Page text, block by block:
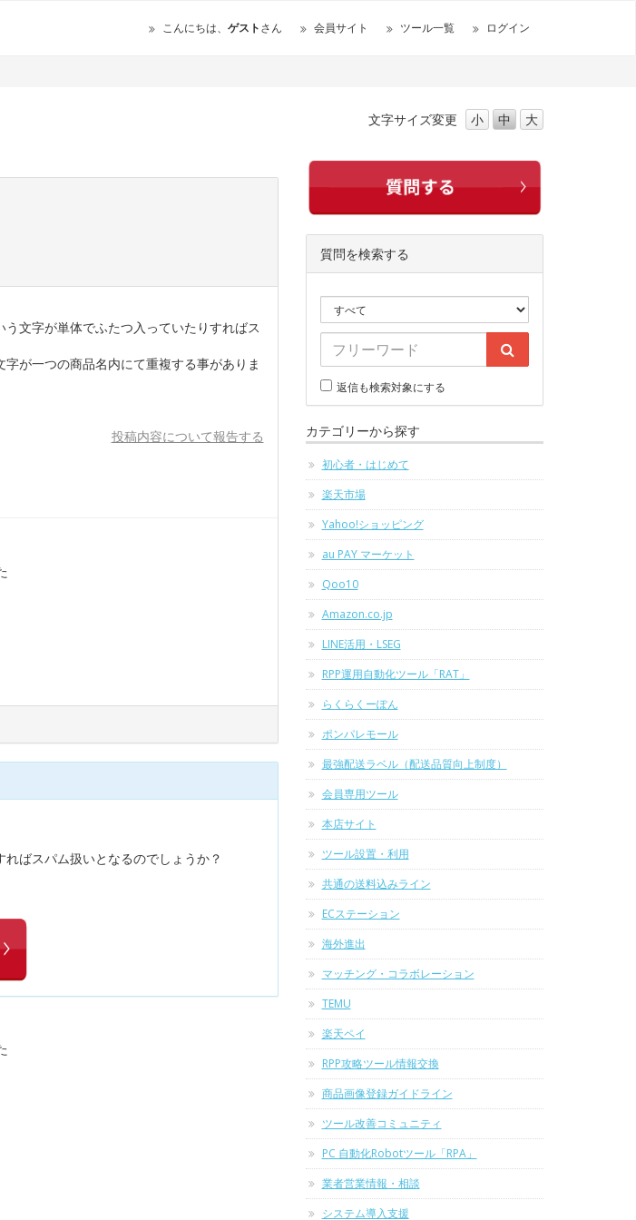
こんにちは、 ゲストさん 会員サイト ツール一覧 ログイン
文字サイズ変更 小 中 大
文字が単体でふたつ入っていたりすればス
が一つの商品名内にて重複する事がありま
投稿内容について報告する
ばスパム扱いとなるのでしょうか？
質問を検索する
返信も検索対象にする
カテゴリーから探す
初心者・はじめて
楽天市場
Yahoo!ショッピング
au PAY マーケット
Qoo10
Amazon.co.jp
LINE活用・LSEG
RPP運用自動化ツール「RAT」
らくらくーぽん
ポンパレモール
最強配送ラベル（配送品質向上制度）
会員専用ツール
本店サイト
ツール設置・利用
共通の送料込みライン
ECステーション
海外進出
マッチング・コラボレーション
TEMU
楽天ペイ
RPP攻略ツール情報交換
商品画像登録ガイドライン
ツール改善コミュニティ
PC 自動化Robotツール「RPA」
業者営業情報・相談
システム導入支援